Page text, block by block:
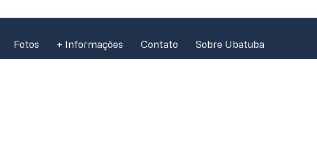
Fotos + Informações Contato Sobre Ubatuba